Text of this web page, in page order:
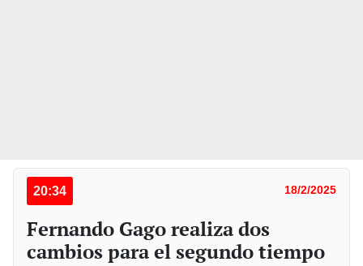
20:34 18/2/2025
Fernando Gago realiza dos
cambios para el segundo tiempo